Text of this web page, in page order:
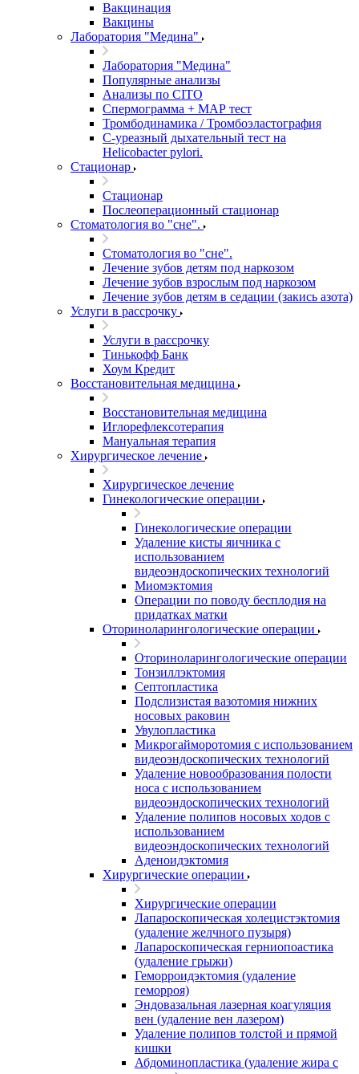
Вакцинация
Вакцины
Лаборатория "Медина"
Лаборатория "Медина"
Популярные анализы
Анализы по CITO
Спермограмма + МАР тест
Тромбодинамика / Тромбоэластография
С-уреазный дыхательный тест на
Helicobacter pylori.
Стационар
Стационар
Послеоперационный стационар
Стоматология во "сне".
Стоматология во "сне".
Лечение зубов детям под наркозом
Лечение зубов взрослым под наркозом
Лечение зубов детям в седации (закись азота)
Услуги в рассрочку
Услуги в рассрочку
Тинькофф Банк
Хоум Кредит
Восстановительная медицина
Восстановительная медицина
Иглорефлексотерапия
Мануальная терапия
Хирургическое лечение
Хирургическое лечение
Гинекологические операции
Гинекологические операции
Удаление кисты яичника с
использованием
видеоэндоскопических технологий
Миомэктомия
Операции по поводу бесплодия на
придатках матки
Оториноларингологические операции
Оториноларингологические операции
Тонзиллэктомия
Септопластика
Подслизистая вазотомия нижних
носовых раковин
Увулопластика
Микрогайморотомия с использованием
видеоэндоскопических технологий
Удаление новообразования полости
носа с использованием
видеоэндоскопических технологий
Удаление полипов носовых ходов с
использованием
видеоэндоскопических технологий
Аденоидэктомия
Хирургические операции
Хирургические операции
Лапароскопическая холецистэктомия
(удаление желчного пузыря)
Лапароскопическая герниопоастика
(удаление грыжи)
Геморроидэктомия (удаление
геморроя)
Эндовазальная лазерная коагуляция
вен (удаление вен лазером)
Удаление полипов толстой и прямой
кишки
Абдоминопластика (удаление жира с